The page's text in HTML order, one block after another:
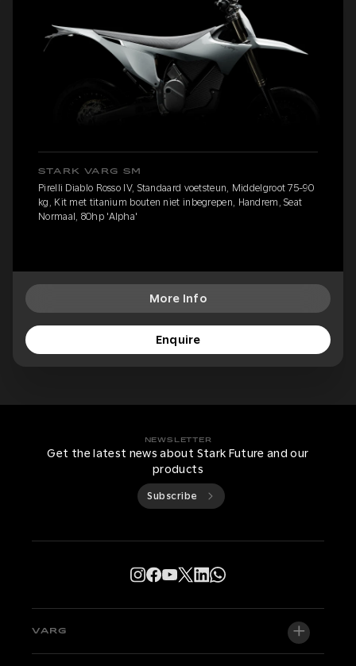
STARK VARG SM
Pirelli Diablo Rosso IV, Standaard voetsteun, Middelgroot 75-90
kg, Kit met titanium bouten niet inbegrepen, Handrem, Seat
Normaal, 80hp 'Alpha'
More Info
Enquire
NEWSLETTER
Get the latest news about Stark Future and our
products
Subscribe
VARG